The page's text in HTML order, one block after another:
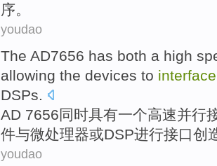
序。
youdao
The AD7656 has both a high
allowing the devices to interface
DSPs
AD 7656同时具有一个高速并行
件与微处理器或DSP进行接口创
youdao